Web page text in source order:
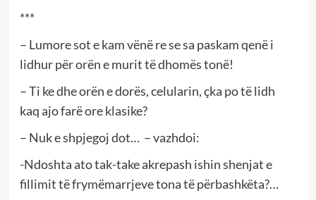
***
– Lumore sot e kam vënë re se sa paskam qenë i
lidhur për orën e murit të dhomës tonë!
– Ti ke dhe orën e dorës, celularin, çka po të lidh
kaq ajo farë ore klasike?
– Nuk e shpjegoj dot… – vazhdoi:
-Ndoshta ato tak-take akrepash ishin shenjat e
fillimit të frymëmarrjeve tona të përbashkëta?…